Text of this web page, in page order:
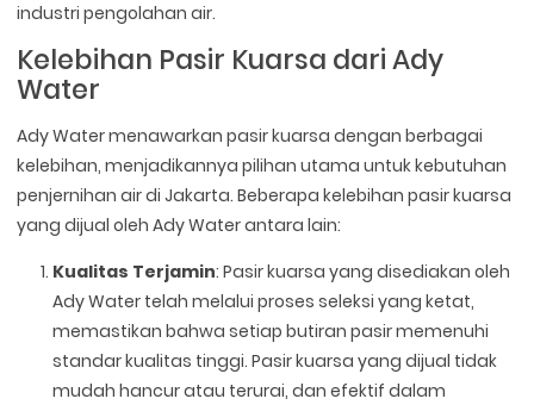
industri pengolahan air.
Kelebihan Pasir Kuarsa dari Ady
Water
Ady Water menawarkan pasir kuarsa dengan berbagai
kelebihan, menjadikannya pilihan utama untuk kebutuhan
penjernihan air di Jakarta. Beberapa kelebihan pasir kuarsa
yang dijual oleh Ady Water antara lain:
Kualitas Terjamin: Pasir kuarsa yang disediakan oleh
Ady Water telah melalui proses seleksi yang ketat,
memastikan bahwa setiap butiran pasir memenuhi
standar kualitas tinggi. Pasir kuarsa yang dijual tidak
mudah hancur atau terurai, dan efektif dalam